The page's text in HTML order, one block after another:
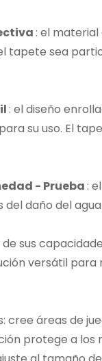
: el material
tapete sea
: el diseño
su uso. El
- Prueba:
del daño del
de sus
versátil
cree áreas de
protege a